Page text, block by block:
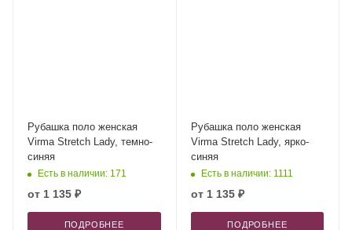
Рубашка поло женская
Virma Stretch Lady, темно-
синяя
Есть в наличии: 171
от 1 135 ₽
ПОДРОБНЕЕ
Рубашка поло женская
Virma Stretch Lady, ярко-
синяя
Есть в наличии: 1111
от 1 135 ₽
ПОДРОБНЕЕ